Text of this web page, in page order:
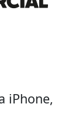
iPhone,